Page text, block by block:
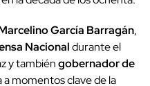
García Barragán,
Nacionaldurante el
y tambiéngobernador de
a momentos clave de la